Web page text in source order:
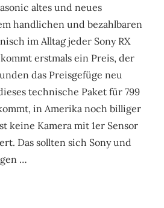
altes und neues
handlichen und bezahlbaren
im Alltag jeder Sony RX
erstmals ein Preis, der
das Preisgefüge neu
technische Paket für 799
in Amerika noch billiger
keine Kamera mit 1er Sensor
Das sollten sich Sony und
…